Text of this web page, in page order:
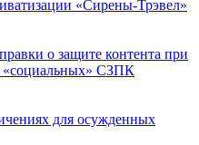
«Сирены-Трэвел»
о защите контента при
«социальных» СЗПК
для осужденных